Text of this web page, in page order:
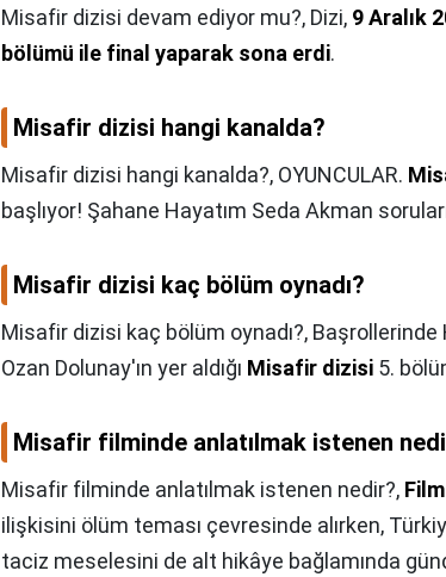
Misafir dizisi devam ediyor mu?, Dizi, 9 Aralık
bölümü ile final yaparak sona erdi.
Misafir dizisi hangi kanalda?
Misafir dizisi hangi kanalda?, OYUNCULAR.
başlıyor! Şahane Hayatım Seda Akman
Misafir dizisi kaç bölüm oynadı?
Misafir dizisi kaç bölüm oynadı?, Başrollerinde
Ozan Dolunay'ın yer aldığı Misafir dizisi 5.
Misafir filminde anlatılmak istenen
Misafir filminde anlatılmak istenen nedir?, Film
ilişkisini ölüm teması çevresinde alırken,
taciz meselesini de alt hikâye bağlamında